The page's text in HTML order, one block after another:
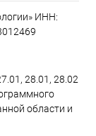
ИНН:
28.01, 28.02
области и